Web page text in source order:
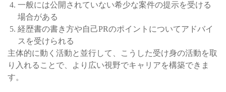
一般には公開されていない希少な案件の提示を受ける
場合がある
経歴書の書き方や自己PRのポイントについてアドバイ
スを受けられる
主体的に動く活動と並行して、こうした受け身の活動を取
り入れることで、より広い視野でキャリアを構築できま
す。